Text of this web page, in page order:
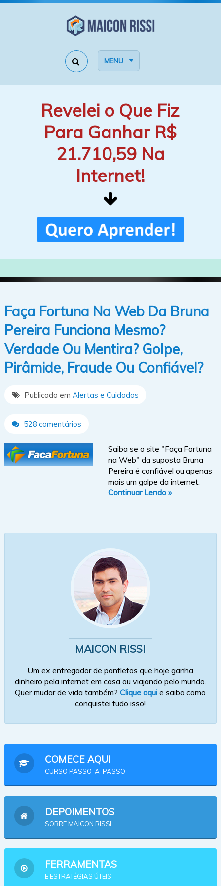
MENU
Revelei o Que Fiz
Para Ganhar R$
21.710,59 Na
Internet!
Faça Fortuna Na Web Da Bruna
Pereira Funciona Mesmo?
Verdade Ou Mentira? Golpe,
Pirâmide, Fraude Ou Confiável?
Publicado em Alertas e Cuidados
528 comentários
Saiba se o site "Faça Fortuna
na Web" da suposta Bruna
Pereira é confiável ou apenas
mais um golpe da internet.
Continuar Lendo »
MAICON RISSI
Um ex entregador de panfletos que hoje ganha
dinheiro pela internet em casa ou viajando pelo mundo.
Quer mudar de vida também?Clique aqui e saiba como
conquistei tudo isso!
COMECE AQUI
CURSO PASSO-A-PASSO
DEPOIMENTOS
SOBRE MAICON RISSI
FERRAMENTAS
E ESTRATÉGIAS ÚTEIS